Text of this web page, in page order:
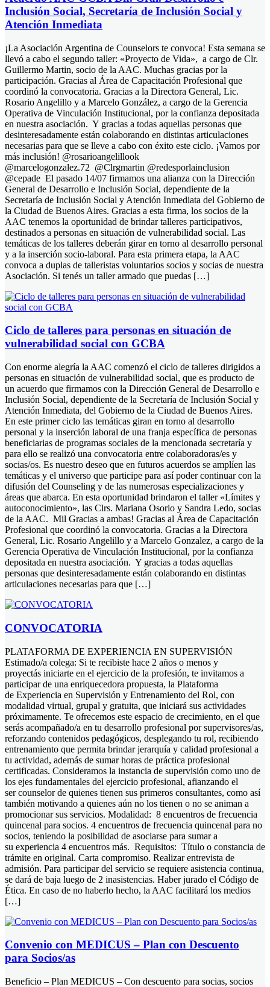
Inclusión Social, Secretaría de Inclusión Social y
Atención Inmediata
¡La Asociación Argentina de Counselors te convoca! Esta semana se
llevó a cabo el segundo taller: «Proyecto de Vida», a cargo de Clr.
Guillermo Martin, socio de la AAC. Muchas gracias por la
participación. Gracias al Área de Capacitación Profesional que
coordinó la convocatoria. Gracias a la Directora General, Lic.
Rosario Angelillo y a Marcelo González, a cargo de la Gerencia
Operativa de Vinculación Institucional, por la confianza depositada
en nuestra asociación. Y gracias a todas aquellas personas que
desinteresadamente están colaborando en distintas articulaciones
necesarias para que se lleve a cabo con éxito este ciclo. ¡Vamos por
más inclusión! @rosarioangelillook
@marcelogonzalez.72 @Clrgmartin @redesporlainclusion
@cepade El pasado 14/07 firmamos una alianza con la Dirección
General de Desarrollo e Inclusión Social, dependiente de la
Secretaría de Inclusión Social y Atención Inmediata del Gobierno de
la Ciudad de Buenos Aires. Gracias a esta firma, los socios de la
AAC tenemos la oportunidad de brindar talleres participativos,
destinados a personas en situación de vulnerabilidad social. Las
temáticas de los talleres deberán girar en torno al desarrollo personal
y a la inserción socio-laboral. Para esta primera etapa, la AAC
convoca a duplas de talleristas voluntarios socios y socias de nuestra
Asociación. Si tenés un taller armado que puedas […]
Ciclo de talleres para personas en situación de
vulnerabilidad social con GCBA
Con enorme alegría la AAC comenzó el ciclo de talleres dirigidos a
personas en situación de vulnerabilidad social, que es producto de
un acuerdo que firmamos con la Dirección General de Desarrollo e
Inclusión Social, dependiente de la Secretaría de Inclusión Social y
Atención Inmediata, del Gobierno de la Ciudad de Buenos Aires.
En este primer ciclo las temáticas giran en torno al desarrollo
personal y la inserción laboral de una franja específica de personas
beneficiarias de programas sociales de la mencionada secretaría y
para ello se realizó una convocatoria entre colaboradoras/es y
socias/os. Es nuestro deseo que en futuros acuerdos se amplíen las
temáticas y el universo que participe para así poder continuar con la
difusión del Counseling y de las numerosas especializaciones y
áreas que abarca. En esta oportunidad brindaron el taller «Límites y
autoconocimiento», las Clrs. Mariana Osorio y Sandra Ledo, socias
de la AAC. Mil Gracias a ambas! Gracias al Área de Capacitación
Profesional que coordinó la convocatoria. Gracias a la Directora
General, Lic. Rosario Angelillo y a Marcelo Gonzalez, a cargo de la
Gerencia Operativa de Vinculación Institucional, por la confianza
depositada en nuestra asociación. Y gracias a todas aquellas
personas que desinteresadamente están colaborando en distintas
articulaciones necesarias para que […]
CONVOCATORIA
PLATAFORMA DE EXPERIENCIA EN SUPERVISIÓN
Estimado/a colega: Si te recibiste hace 2 años o menos y
proyectás iniciarte en el ejercicio de la profesión, te invitamos a
participar de una enriquecedora propuesta, la Plataforma
de Experiencia en Supervisión y Entrenamiento del Rol, con
modalidad virtual, grupal y gratuita, que iniciará sus actividades
próximamente. Te ofrecemos este espacio de crecimiento, en el que
serás acompañado/a en tu desarrollo profesional por supervisores/as,
reforzando contenidos pedagógicos, desplegando tu rol, recibiendo
entrenamiento que permita brindar jerarquía y calidad profesional a
tu actividad, además de sumar horas de práctica profesional
certificadas. Consideramos la instancia de supervisión como uno de
los ejes fundamentales del ejercicio profesional, afianzando el
ser counselor de quienes tienen sus primeros consultantes, como así
también motivando a quienes aún no los tienen o no se animan a
promocionar sus servicios. Modalidad: 8 encuentros de frecuencia
quincenal para socios. 4 encuentros de frecuencia quincenal para no
socios, teniendo la posibilidad de asociarse para sumar a
su experiencia 4 encuentros más. Requisitos: Título o constancia de
trámite en original. Carta compromiso. Realizar entrevista de
admisión. Para participar del servicio se requiere asistencia continua,
se dará de baja luego de 2 inasistencias. Haber jurado el Código de
Ética. En caso de no haberlo hecho, la AAC facilitará los medios
[…]
Convenio con MEDICUS – Plan con Descuento
para Socios/as
Beneficio – Plan MEDICUS – Con descuento para socias, socios